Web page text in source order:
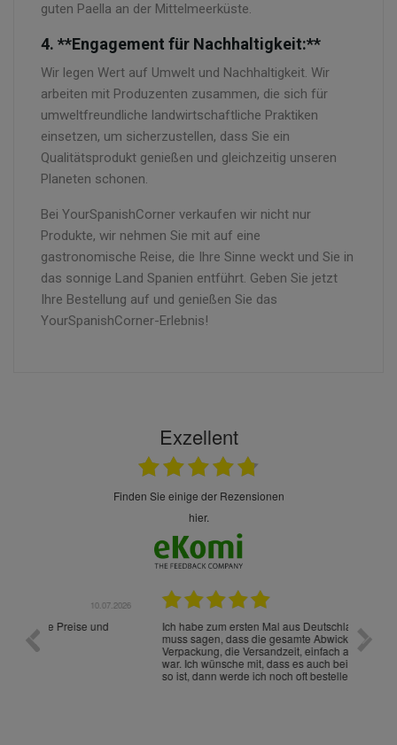
guten Paella an der Mittelmeerküste.
4. **Engagement für Nachhaltigkeit:**
Wir legen Wert auf Umwelt und Nachhaltigkeit. Wir
arbeiten mit Produzenten zusammen, die sich für
umweltfreundliche landwirtschaftliche Praktiken
einsetzen, um sicherzustellen, dass Sie ein
Qualitätsprodukt genießen und gleichzeitig unseren
Planeten schonen.
Bei YourSpanishCorner verkaufen wir nicht nur
Produkte, wir nehmen Sie mit auf eine
gastronomische Reise, die Ihre Sinne weckt und Sie in
das sonnige Land Spanien entführt. Geben Sie jetzt
Ihre Bestellung auf und genießen Sie das
YourSpanishCorner-Erlebnis!
Exzellent
finden Sie einige der Rezensionen
hier.
Ich habe zum ersten Mal aus Deutschland bestellt und
muss sagen, dass die gesamte Abwicklung, die
Verpackung, die Versandzeit, einfach alles "excelente"
war. Ich wünsche mit, dass es auch beim nächsten Mal
so ist, dann werde ich noch oft bestellen! ¡Viva España!
Die
gut
ist